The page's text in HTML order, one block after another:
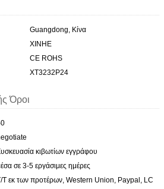
Guangdong, Κίνα
XINHE
CE ROHS
XT3232P24
Όροι
κιβωτίων εγγράφου
σε 3-5 εργάσιμες ημέρες
T εκ των προτέρων, Western Union, Paypal, LC